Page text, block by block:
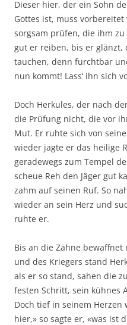
Dieser hier, der ein Sohn
Gottes ist, muss vorbereitet
sorgsam prüfen, die ihm
gut er reiben, bis er glänzt,
tauchen, denn furchtbar
nun kommt! Lass‘ ihn sich
Doch Herkules, der nach
die Prüfung nicht, die vor
Mut. Er ruhte sich von
wieder jagte er das heilige
geradewegs zum Tempel
scheue Reh den Jäger gut
zahm auf seinen Ruf. So
wieder an sein Herz und
ruhte er.
Bis an die Zähne bewaffnet
und des Kriegers stand
als er so stand, sahen die
festen Schritt, sein kühnes
Doch tief in seinem Herzen
hier,» so sagte er, «was ist